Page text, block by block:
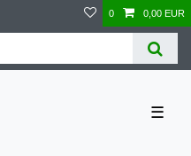
0 0,00 EUR
☰